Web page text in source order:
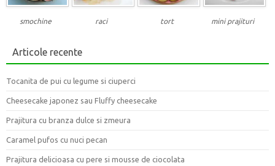
smochine raci tort mini prajituri
Articole recente
Tocanita de pui cu legume si ciuperci
Cheesecake japonez sau Fluffy cheesecake
Prajitura cu branza dulce si zmeura
Caramel pufos cu nuci pecan
Prajitura delicioasa cu pere si mousse de ciocolata